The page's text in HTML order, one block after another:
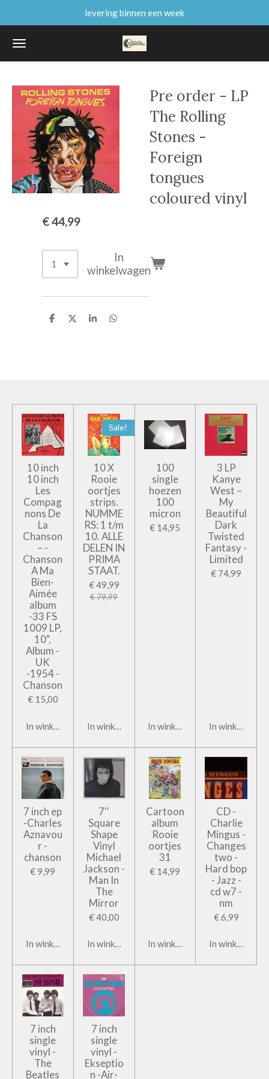
naar
de
levering binnen een week
Pre order - LP
The Rolling
Stones -
Foreign
tongues
coloured vinyl
€ 44,99
In
winkelwagen
D
D
S
D
10 inch
10 inch
Les
Compag
nons De
La
Chanson
– -
Chanson
A Ma
Bien-
Aimée
album
-33 FS
1009 LP,
10",
Album -
UK
-1954 -
Chanson
€ 15,00
In winkelwagen
Sale!
10 X
Rooie
oortjes
strips.
NUMME
RS: 1 t/m
10. ALLE
DELEN IN
PRIMA
STAAT.
€ 49,99
€ 79,99
In winkelwagen
100
single
hoezen
100
micron
€ 14,95
In winkelwagen
3 LP
Kanye
West –
My
Beautiful
Dark
Twisted
Fantasy -
Limited
€ 74,99
In
7 inch ep
-Charles
Aznavou
r -
chanson
€ 9,99
In winkelwagen
7''
Square
Shape
Vinyl
Michael
Jackson -
Man In
The
Mirror
€ 40,00
In winkelwagen
Cartoon
album
Rooie
oortjes
31
€ 14,99
In winkelwagen
CD -
Charlie
Mingus -
Changes
two -
Hard bop
- Jazz -
cd w7 -
nm
€ 6,99
In
7 inch
single
vinyl -
The
Beatles
7 inch
single
vinyl -
Ekseptio
n -Air-